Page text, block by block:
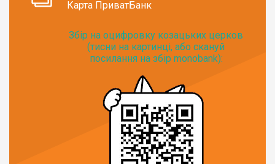
Карта ПриватБанк
Збір на оцифровку козацьких церков
(тисни на картинці, або скануй
посилання на збір monobank):